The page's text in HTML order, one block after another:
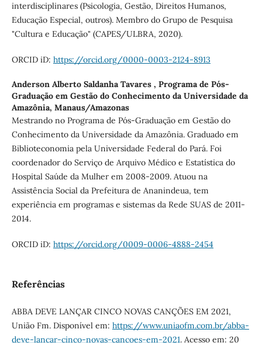
interdisciplinares (Psicologia, Gestão, Direitos Humanos,
Educação Especial, outros). Membro do Grupo de Pesquisa
"Cultura e Educação" (CAPES/ULBRA, 2020).
ORCID iD: https://orcid.org/0000-0003-2124-8913
Anderson Alberto Saldanha Tavares , Programa de Pós-
Graduação em Gestão do Conhecimento da Universidade da
Amazônia, Manaus/Amazonas
Mestrando no Programa de Pós-Graduação em Gestão do
Conhecimento da Universidade da Amazônia. Graduado em
Biblioteconomia pela Universidade Federal do Pará. Foi
coordenador do Serviço de Arquivo Médico e Estatística do
Hospital Saúde da Mulher em 2008-2009. Atuou na
Assistência Social da Prefeitura de Ananindeua, tem
experiência em programas e sistemas da Rede SUAS de 2011-
2014.
ORCID iD: https://orcid.org/0009-0006-4888-2454
Referências
ABBA DEVE LANÇAR CINCO NOVAS CANÇÕES EM 2021,
União Fm. Disponível em: https://www.uniaofm.com.br/abba-
deve-lancar-cinco-novas-cancoes-em-2021. Acesso em: 20